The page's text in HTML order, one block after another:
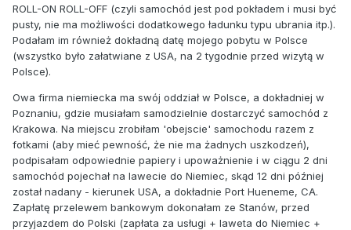
ROLL-ON ROLL-OFF (czyli samochód jest pod pokładem i musi być
pusty, nie ma możliwości dodatkowego ładunku typu ubrania itp.).
Podałam im również dokładną datę mojego pobytu w Polsce
(wszystko było załatwiane z USA, na 2 tygodnie przed wizytą w
Polsce).
Owa firma niemiecka ma swój oddział w Polsce, a dokładniej w
Poznaniu, gdzie musiałam samodzielnie dostarczyć samochód z
Krakowa. Na miejscu zrobiłam 'obejscie' samochodu razem z
fotkami (aby mieć pewność, że nie ma żadnych uszkodzeń),
podpisałam odpowiednie papiery i upoważnienie i w ciągu 2 dni
samochód pojechał na lawecie do Niemiec, skąd 12 dni później
został nadany - kierunek USA, a dokładnie Port Hueneme, CA.
Zapłatę przelewem bankowym dokonałam ze Stanów, przed
przyjazdem do Polski (zapłata za usługi + laweta do Niemiec +